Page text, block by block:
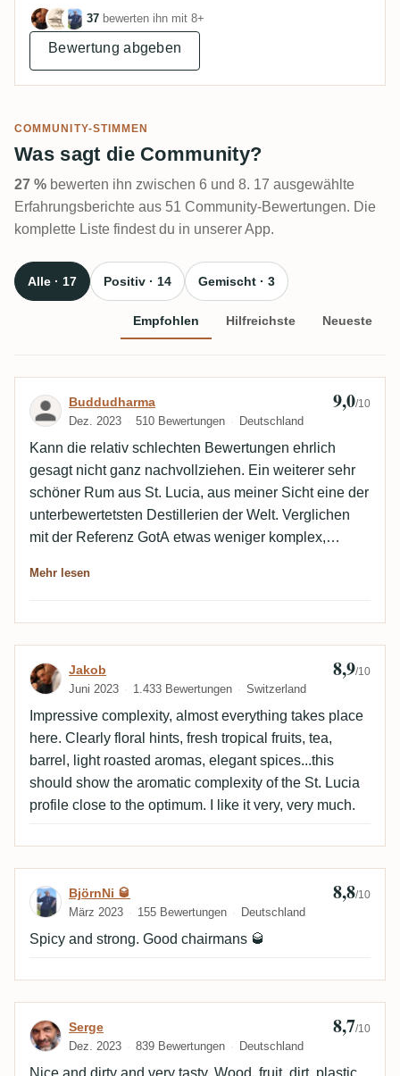
37 bewerten ihn mit 8+
Bewertung abgeben
COMMUNITY-STIMMEN
Was sagt die Community?
27 % bewerten ihn zwischen 6 und 8. 17 ausgewählte
Erfahrungsberichte aus 51 Community-Bewertungen. Die
komplette Liste findest du in unserer App.
Alle · 17 Positiv · 14 Gemischt · 3
Empfohlen Hilfreichste Neueste
Bewertung von Buddudharma
Buddudharma
Dez. 2023 510 Bewertungen Deutschland
9,0/10
Kann die relativ schlechten Bewertungen ehrlich
gesagt nicht ganz nachvollziehen. Ein weiterer sehr
schöner Rum aus St. Lucia, aus meiner Sicht eine der
unterbewertetsten Destillerien der Welt. Verglichen
mit der Referenz GotA etwas weniger komplex,
einem ok Preis. Edit: Muss hier nochmal ein paar
Noten, die hier besonders ausgeprägt sind,
harmonieren wunderbar mit den floralen, fruchtigen
und holzigen Noten. Ein tolles Fass!
Mehr lesen
Bewertung von Jakob
Jakob
Juni 2023 1.433 Bewertungen Switzerland
8,9/10
Impressive complexity, almost everything takes place
here. Clearly floral hints, fresh tropical fruits, tea,
barrel, light roasted aromas, elegant spices...this
should show the aromatic complexity of the St. Lucia
profile close to the optimum. I like it very, very much.
Bewertung von BjörnNi 🥃
BjörnNi 🥃
März 2023 155 Bewertungen Deutschland
8,8/10
Spicy and strong. Good chairmans 🥃
Bewertung von Serge
Serge
Dez. 2023 839 Bewertungen Deutschland
8,7/10